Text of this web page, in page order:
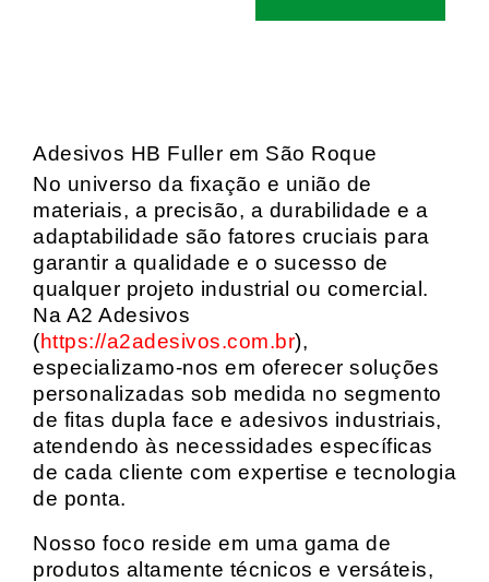
Adesivos HB Fuller em São Roque
No universo da fixação e união de
materiais, a precisão, a durabilidade e a
adaptabilidade são fatores cruciais para
garantir a qualidade e o sucesso de
qualquer projeto industrial ou comercial.
Na A2 Adesivos
(https://a2adesivos.com.br),
especializamo-nos em oferecer soluções
personalizadas sob medida no segmento
de fitas dupla face e adesivos industriais,
atendendo às necessidades específicas
de cada cliente com expertise e tecnologia
de ponta.
Nosso foco reside em uma gama de
produtos altamente técnicos e versáteis,